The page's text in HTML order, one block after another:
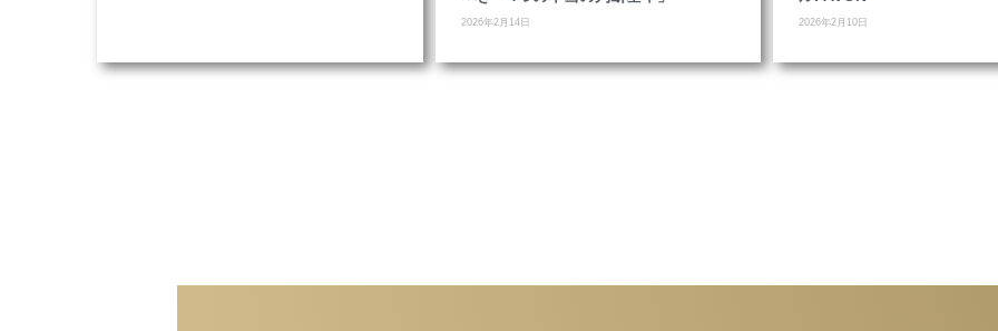
2026年2月14日 2026年2月10日